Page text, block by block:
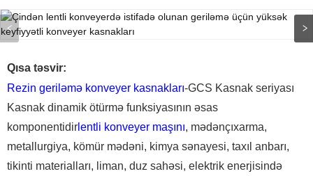
Qısa təsvir:
Rezin geriləmə konveyer kasnakları-GCS Kasnak seriyası
Kasnak dinamik ötürmə funksiyasının əsas
komponentidir lentli konveyer maşını, mədənçıxarma,
metallurgiya, kömür mədəni, kimya sənayesi, taxıl anbarı,
tikinti materialları, liman, duz sahəsi, elektrik enerjisində